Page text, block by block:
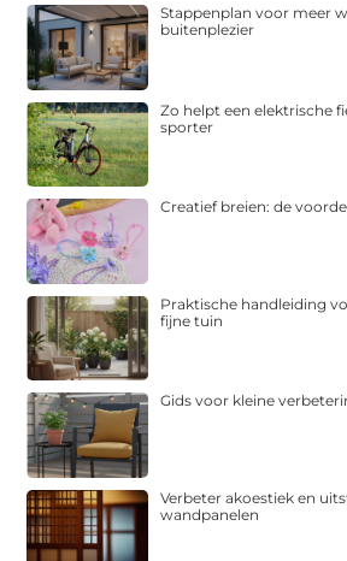
Stappenplan voor meer
buitenplezier
Zo helpt een elektrische
sporter
Creatief breien: de
Praktische handleiding
fijne tuin
Gids voor kleine
Verbeter akoestiek en
wandpanelen